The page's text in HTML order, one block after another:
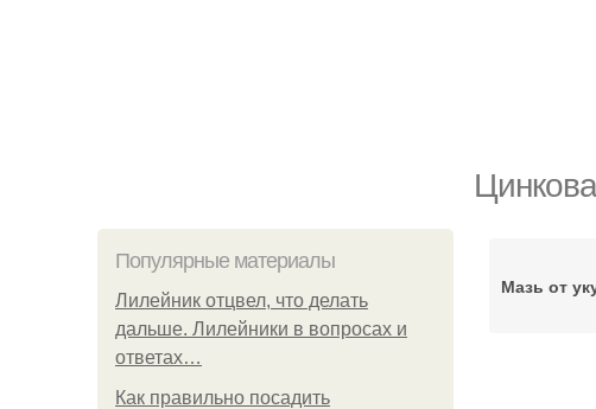
Популярные материалы
Лилейник отцвел, что делать
дальше. Лилейники в вопросах и
ответах…
Как правильно посадить
Мазь от